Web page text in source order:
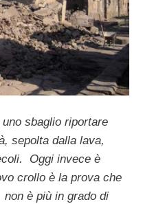
sbaglio riportare
sepolta dalla lava,
Oggi invece è
crollo è la prova che
è più in grado di